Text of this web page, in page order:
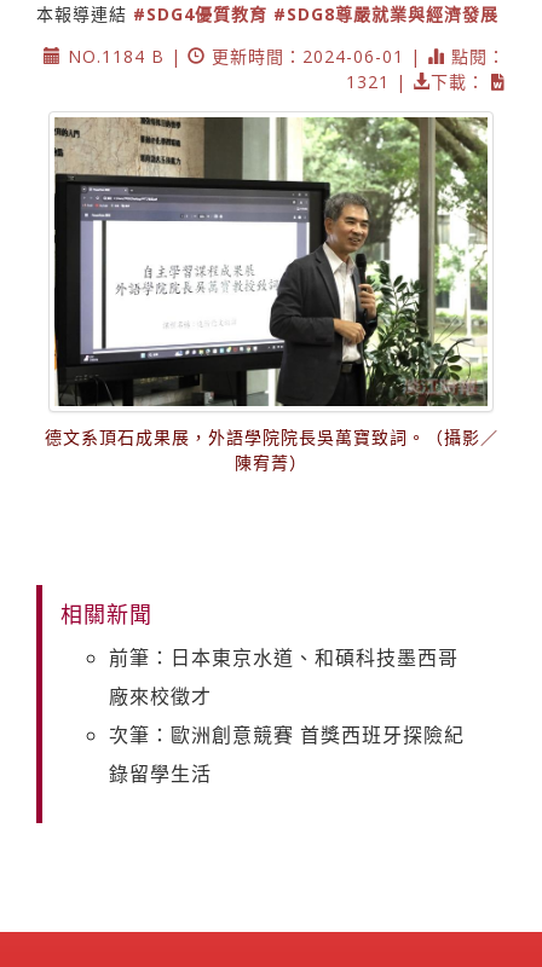
本報導連結 #SDG4優質教育 #SDG8尊嚴就業與經濟發展
NO.1184 B |
更新時間：2024-06-01 |
點閱：
1321 |
下載：
德文系頂石成果展，外語學院院長吳萬寶致詞。（攝影／
陳宥菁）
相關新聞
前筆：日本東京水道、和碩科技墨西哥
廠來校徵才
次筆：歐洲創意競賽 首獎西班牙探險紀
錄留學生活